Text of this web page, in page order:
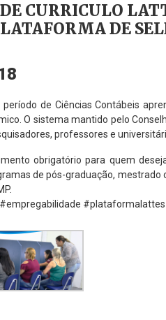
CURRICULO
DE
período de Ciências Contábeis
O sistema mantido pelo
professores e
obrigatório para quem
de pós-graduação, mestrado